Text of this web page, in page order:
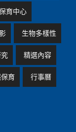
育中心
生物多樣性
精選內容
保育 行事曆